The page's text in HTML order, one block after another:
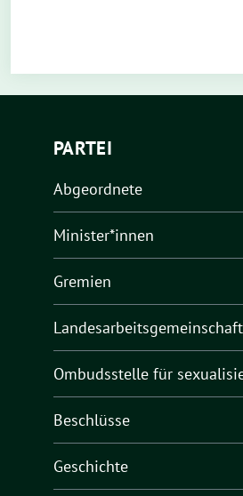
PARTEI
Abgeordnete
Minister*innen
Gremien
Ombudsstelle für
Beschlüsse
Geschichte